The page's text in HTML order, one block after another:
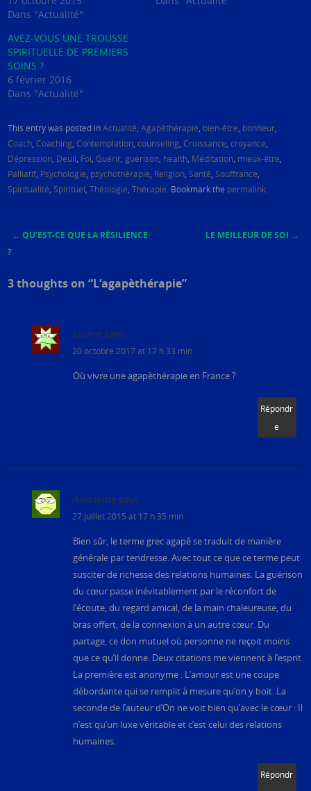
Dans "Actualité"
AVEZ-VOUS UNE TROUSSE
SPIRITUELLE DE PREMIERS
SOINS ?
6 février 2016
Dans "Actualité"
This entry was posted inActualité ,Agapèthérapie bien-être bonheur
Coach ,Coaching ,Contemplation ,counseling ,Croissance ,croyance
Dépression Deuil Foi ,Guérir guérison health Méditation mieux-être
Palliatif, Psychologie psychothérapie Religion Santé Souffrance
Spiritualité Spirituel ,Théologie ,Thérapie . Bookmark the permalink
Post navigation
← QU’EST-CE QUE LA RÉSILIENCE
?
LE MEILLEUR DE SOI →
3 thoughts on “L’agapèthérapie”
Lumor says:
20 octobre 2017 at 17 h 33 min
Où vivre une agapèthérapie en France ?
Répondr
e
Anonyme says:
27 juillet 2015 at 17 h 35 min
Bien sûr, le terme grec agapê se traduit de manière
générale par tendresse. Avec tout ce que ce terme peut
susciter de richesse des relations humaines. La guérison
du cœur passe inévitablement par le réconfort de
l’écoute, du regard amical, de la main chaleureuse, du
bras offert, de la connexion à un autre cœur. Du
partage, ce don mutuel où personne ne reçoit moins
que ce qu’il donne. Deux citations me viennent à l’esprit.
La première est anonyme : L’amour est une coupe
débordante qui se remplit à mesure qu’on y boit. La
seconde de l’auteur d’On ne voit bien qu’avec le cœur : Il
n’est qu’un luxe véritable et c’est celui des relations
humaines.
Répondr